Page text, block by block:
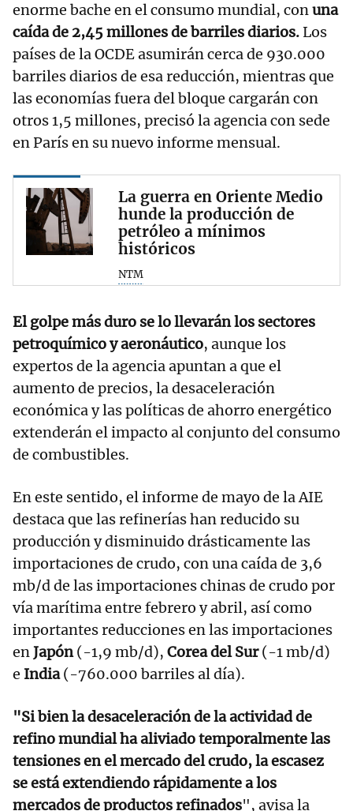
enorme bache en el consumo mundial, conuna
caída de 2,45 millones de barriles diarios.Los
países de la OCDE asumirán cerca de 930.000
barriles diarios de esa reducción, mientras que
las economías fuera del bloque cargarán con
otros 1,5 millones, precisó la agencia con sede
en París en su nuevo informe mensual.
La guerra en Oriente Medio
hunde la producción de
petróleo a mínimos
históricos
NTM
El golpe más duro se lo llevarán los sectores
petroquímico y aeronáutico, aunque los
expertos de la agencia apuntan a que el
aumento de precios, la desaceleración
económica y las políticas de ahorro energético
extenderán el impacto al conjunto del consumo
de combustibles.
En este sentido, el informe de mayo de la AIE
destaca que las refinerías han reducido su
producción y disminuido drásticamente las
importaciones de crudo, con una caída de 3,6
mb/d de las importaciones chinas de crudo por
vía marítima entre febrero y abril, así como
importantes reducciones en las importaciones
enJapón(-1,9 mb/d), Corea del Sur(-1 mb/d)
e India(-760.000 barriles al día).
"Si bien la desaceleración de la actividad de
refino mundial ha aliviado temporalmente las
tensiones en el mercado del crudo, la escasez
se está extendiendo rápidamente a los
mercados de productos refinados", avisa la